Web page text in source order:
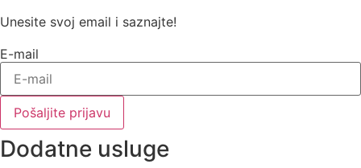
Unesite svoj email i saznajte!
E-mail
Pošaljite prijavu
Dodatne usluge